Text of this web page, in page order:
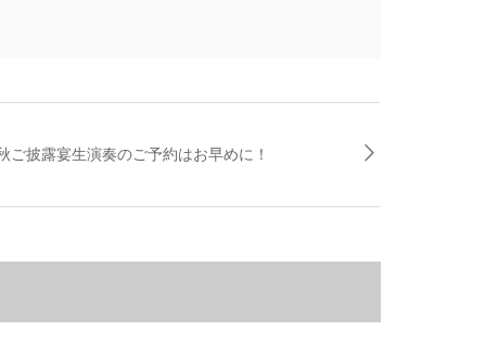
ご披露宴生演奏のご予約はお早めに！